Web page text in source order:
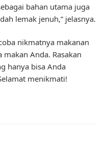
bahan utama juga
lemak jenuh,” jelasnya.
nikmatnya makanan
Anda. Rasakan
hanya bisa Anda
menikmati!